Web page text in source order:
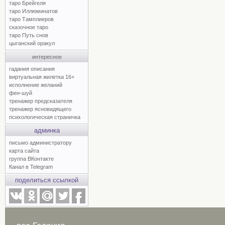
таро Брейгеля
таро Иллюминатов
таро Тамплиеров
сказочное таро
таро Путь снов
цыганский оракул
интересное
гадания описания
виртуальная жилетка 16+
исполнение желаний
фен-шуй
тренажер предсказателя
тренажер ясновидящего
психологическая страничка
админка
письмо администратору
карта сайта
группа ВКонтакте
Канал в Telegram
поделиться ссылкой